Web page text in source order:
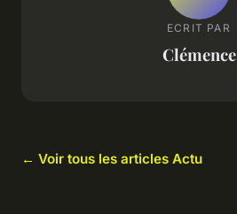
ECRIT PAR
Clémence
← Voir tous les articles Actu